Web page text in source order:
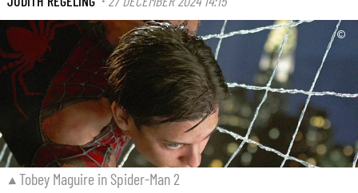
©
Tobey Maguire in Spider-Man 2